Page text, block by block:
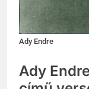
Ady Endre
Ady